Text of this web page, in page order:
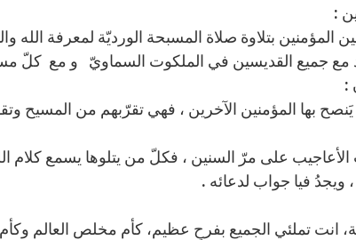
المؤمنين بتلاوة صلاة المسبحة الورديّة لمعرفة الله
مع جميع القديسين في الملكوت السماويّ و مع كلّ
بها المؤمنين الآخرين ، فهي تقرّبهم من المسيح
على مرّ السنين ، فكلّ من يتلوها يسمع
ويجدُ فيا جواب لدعائه .
انت تملئي الجميع بفرحٍ عظيم، كأم مخلص العالم